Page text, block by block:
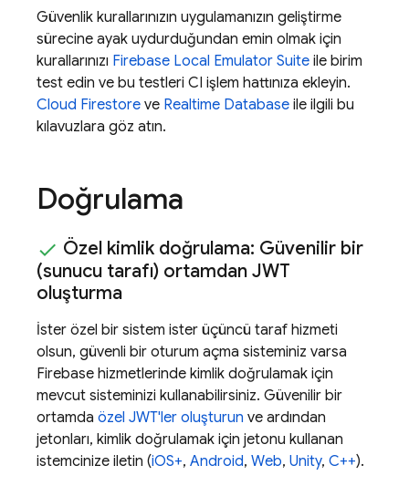
Güvenlik kurallarınızın uygulamanızın geliştirme
sürecine ayak uydurduğundan emin olmak için
kurallarınızı Firebase Local Emulator Suite ile birim
test edin ve bu testleri CI işlem hattınıza ekleyin.
Cloud Firestore ve Realtime Database ile ilgili bu
kılavuzlara göz atın.
Doğrulama
Özel kimlik doğrulama: Güvenilir bir
(sunucu tarafı) ortamdan JWT
oluşturma
İster özel bir sistem ister üçüncü taraf hizmeti
olsun, güvenli bir oturum açma sisteminiz varsa
Firebase hizmetlerinde kimlik doğrulamak için
mevcut sisteminizi kullanabilirsiniz. Güvenilir bir
ortamda özel JWT'ler oluşturun ve ardından
jetonları, kimlik doğrulamak için jetonu kullanan
istemcinize iletin (iOS+, Android, Web, Unity, C++).